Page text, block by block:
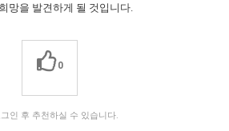
망을 발견하게 될 것입니다.
0
인 후 추천하실 수 있습니다.